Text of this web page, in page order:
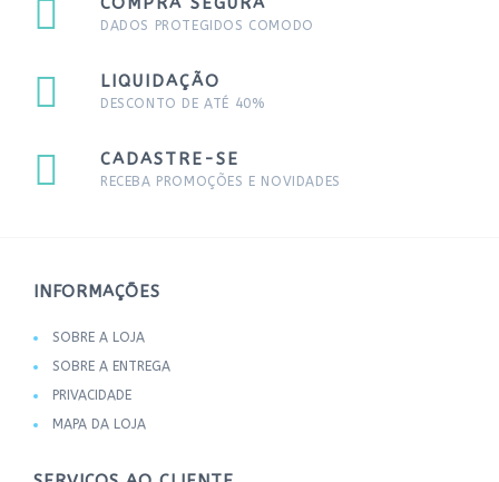
DADOS PROTEGIDOS COMODO
LIQUIDAÇÃO
DESCONTO DE ATÉ 40%
CADASTRE-SE
RECEBA PROMOÇÕES E NOVIDADES
INFORMAÇÕES
SOBRE A LOJA
SOBRE A ENTREGA
PRIVACIDADE
MAPA DA LOJA